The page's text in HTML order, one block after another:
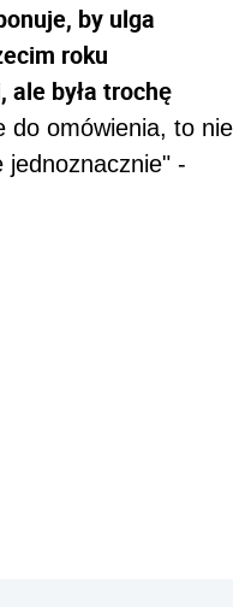
by ulga
roku
ale była trochę
do omówienia, to nie
jednoznacznie" -